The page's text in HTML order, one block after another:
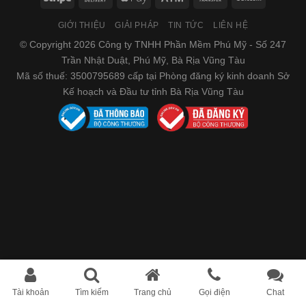
GIỚI THIỆU GIẢI PHÁP TIN TỨC LIÊN HỆ
© Copyright 2026 Công ty TNHH Phần Mềm Phú Mỹ - Số 247
Trần Nhật Duật, Phú Mỹ, Bà Rịa Vũng Tàu
Mã số thuế: 3500795689 cấp tại Phòng đăng ký kinh doanh Sở
Kế hoạch và Đầu tư tỉnh Bà Rịa Vũng Tàu
Tài khoản Tìm kiếm Trang chủ Gọi điện Chat